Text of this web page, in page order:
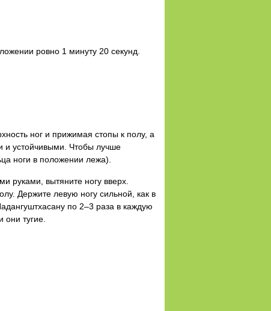
ровно 1 минуту 20 секунд.
ног и прижимая стопы к полу, а
и устойчивыми. Чтобы лучше
ноги в положении лежа).
руками, вытяните ногу вверх.
Держите левую ногу сильной, как в
по 2–3 раза в каждую
тугие.